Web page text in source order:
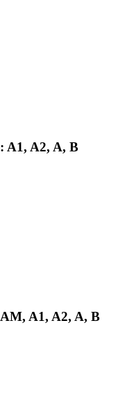
A1, A2, A, B
A1, A2, A, B